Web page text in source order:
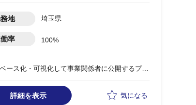
地 埼玉県
率 100%
ス化・可視化して事業関係者に公開するプロ
材を雇用したいと考えております(下記①③)。
用となります。プロジェクト業務をメインに、
詳細を表示 気になる